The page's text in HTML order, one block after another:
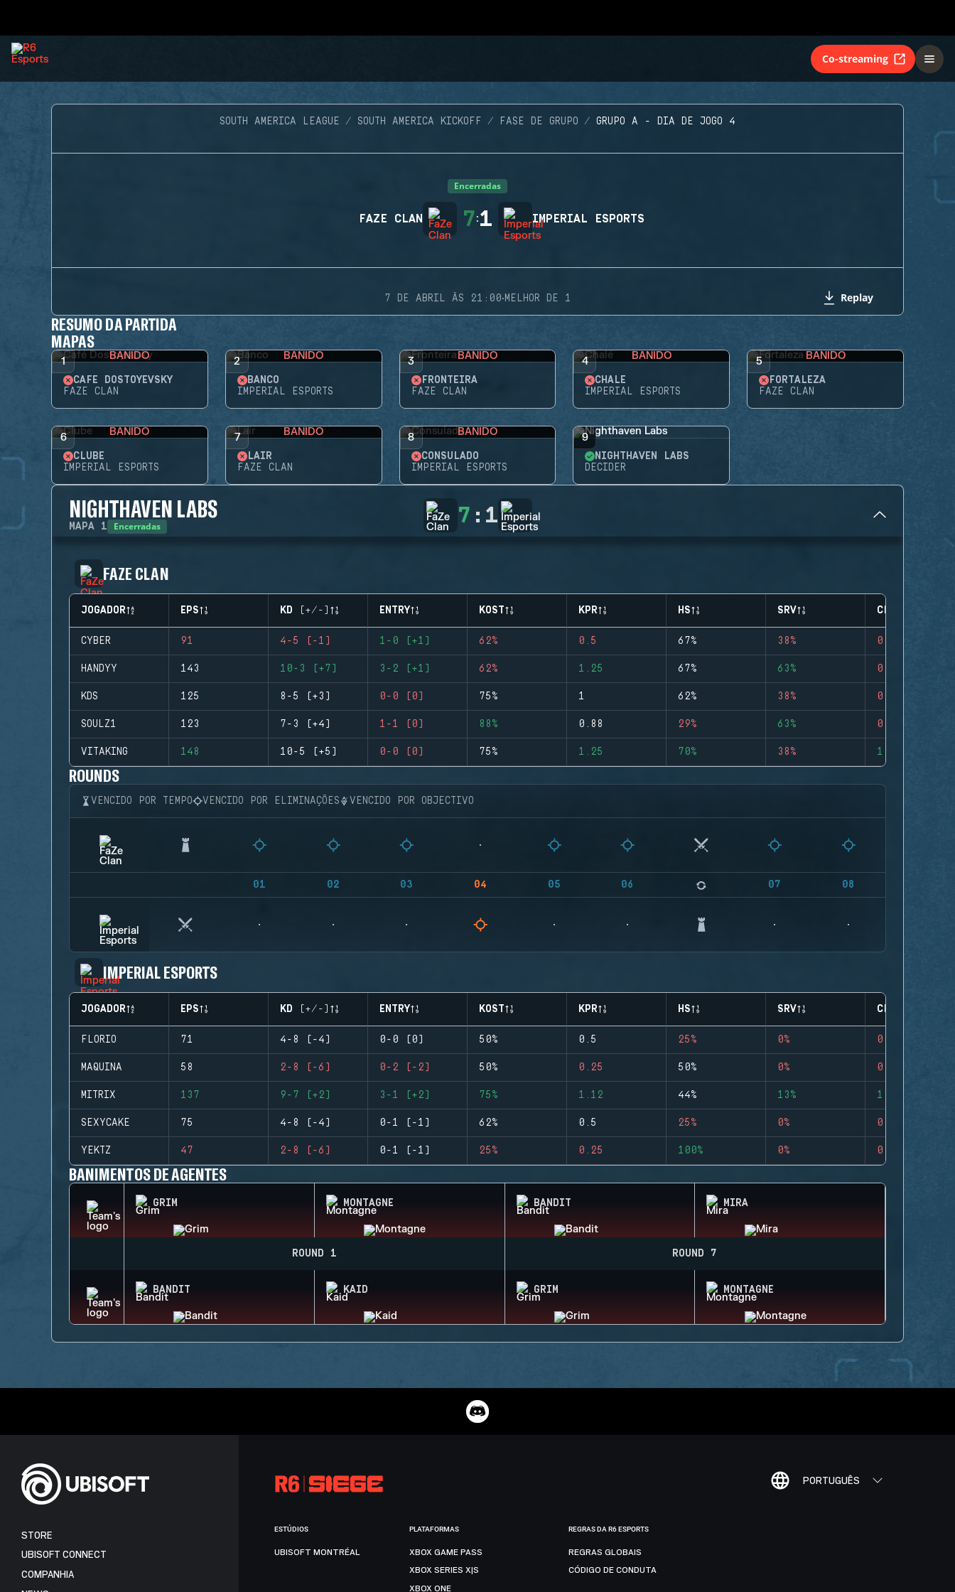
Co-streaming
SOUTH AMERICA LEAGUE SOUTH AMERICA KICKOFF FASE DE GRUPO GRUPO A - DIA DE JOGO 4
Encerradas
FAZE CLAN 7:1 IMPERIAL ESPORTS
7 DE ABRIL ÀS 21:00·MELHOR DE 1 Replay
RESUMO DA PARTIDA
MAPAS
1 BANIDO
CAFÉ DOSTOYEVSKY
FAZE CLAN
2 BANIDO
BANCO
IMPERIAL ESPORTS
3 BANIDO
FRONTEIRA
FAZE CLAN
4 BANIDO
CHALÉ
IMPERIAL ESPORTS
5 BANIDO
FORTALEZA
FAZE CLAN
6 BANIDO
CLUBE
IMPERIAL ESPORTS
7 BANIDO
LAIR
FAZE CLAN
8 BANIDO
CONSULADO
IMPERIAL ESPORTS
9
NIGHTHAVEN LABS
DECIDER
NIGHTHAVEN LABS
MAPA 1 Encerradas 7 : 1
FAZE CLAN
JOGADOR EPS KD (+/-) ENTRY KOST KPR HS SRV CLUTCHES
CYBER 91 4-5 (-1) 1-0 (+1) 62% 0.5 67% 38% 0
HANDYY 143 10-3 (+7) 3-2 (+1) 62% 1.25 67% 63% 0
KDS 125 8-5 (+3) 0-0 (0) 75% 1 62% 38% 0
SOULZ1 123 7-3 (+4) 1-1 (0) 88% 0.88 29% 63% 0
VITAKING 148 10-5 (+5) 0-0 (0) 75% 1.25 70% 38% 1
ROUNDS
VENCIDO POR TEMPO VENCIDO POR ELIMINAÇÕES VENCIDO POR OBJECTIVO
01 02 03 04 05 06 07 08
IMPERIAL ESPORTS
JOGADOR EPS KD (+/-) ENTRY KOST KPR HS SRV CLUTCHES
FLORIO 71 4-8 (-4) 0-0 (0) 50% 0.5 25% 0% 0
MAQUINA 58 2-8 (-6) 0-2 (-2) 50% 0.25 50% 0% 0
MITRIX 137 9-7 (+2) 3-1 (+2) 75% 1.12 44% 13% 1
SEXYCAKE 75 4-8 (-4) 0-1 (-1) 62% 0.5 25% 0% 0
YEKTZ 47 2-8 (-6) 0-1 (-1) 25% 0.25 100% 0% 0
BANIMENTOS DE AGENTES
GRIM MONTAGNE BANDIT MIRA
ROUND 1 ROUND 7
BANDIT KAID GRIM MONTAGNE
PORTUGUÊS
STORE
UBISOFT CONNECT
COMPANHIA
ESTÚDIOS
UBISOFT MONTRÉAL
PLATAFORMAS
XBOX GAME PASS
XBOX SERIES X|S
XBOX ONE
REGRAS DA R6 ESPORTS
REGRAS GLOBAIS
CÓDIGO DE CONDUTA